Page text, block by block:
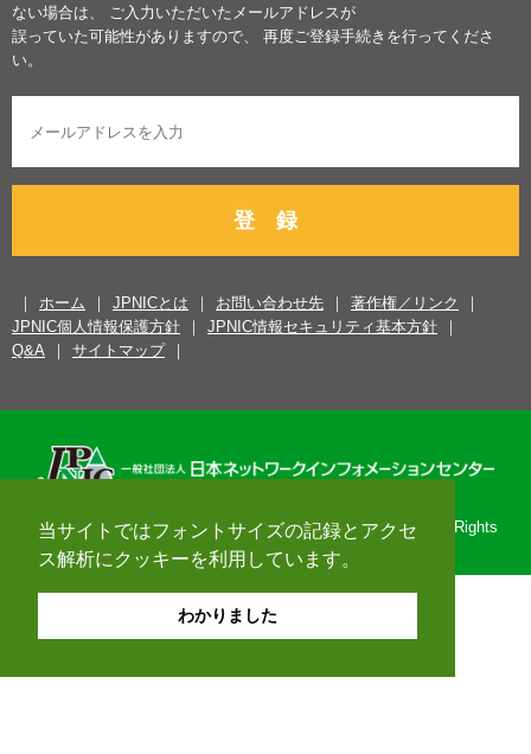
当サイトではフォントサイズの記録とアクセ
ス解析にクッキーを利用しています。
わかりました
ない場合は、 ご入力いただいたメールアドレスが
誤っていた可能性がありますので、 再度ご登録手続きを行ってくださ
い。
登 録
ホーム JPNICとは お問い合わせ先
著作権／リンク
JPNIC個人情報保護方針
JPNIC情報セキュリティ基本方針
Q&A
サイトマップ
Copyright© 1996-2026 Japan Network Information Center. All Rights
Reserved.